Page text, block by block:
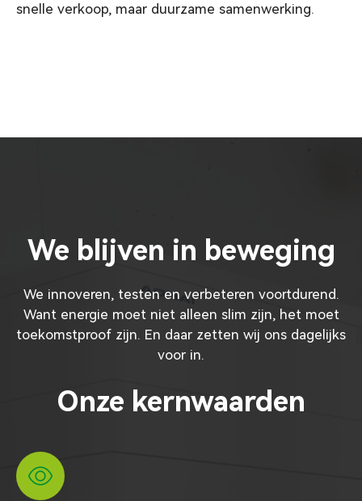
snelle verkoop, maar duurzame samenwerking.
We blijven in beweging
We innoveren, testen en verbeteren voortdurend.
Want energie moet niet alleen slim zijn, het moet
toekomstproof zijn. En daar zetten wij ons dagelijks
voor in.
Onze kernwaarden